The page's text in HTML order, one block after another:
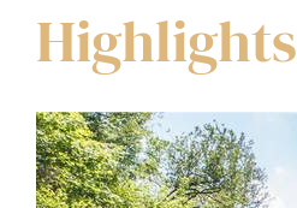
Highlights